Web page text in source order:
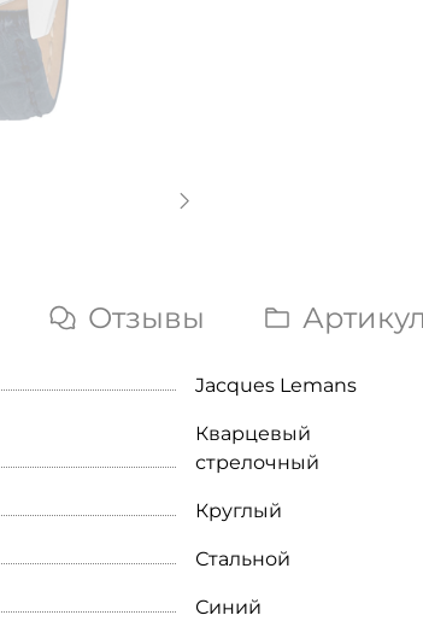
Отзывы Артикул
Jacques Lemans
Кварцевый
стрелочный
Круглый
Стальной
Синий